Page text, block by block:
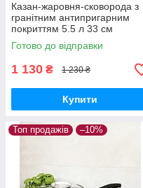
Казан-жаровня-сковорода з
гранітним антипригарним
покриттям 5.5 л 33 см
Edenberg EB-8042 Жаровня з
кришкою
Готово до відправки
1 130 ₴ 1 230 ₴
Купити
Топ продажів –10%